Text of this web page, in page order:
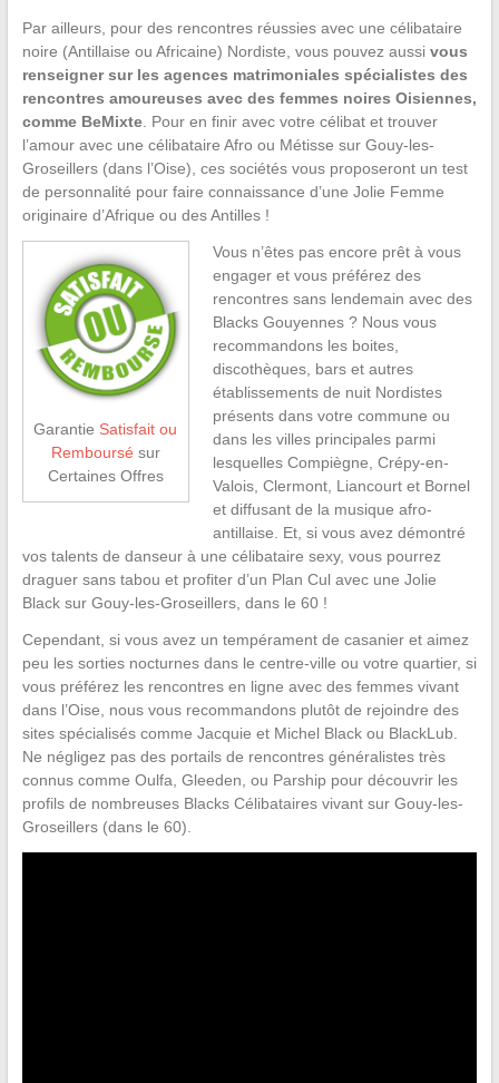
Par ailleurs, pour des rencontres réussies avec une célibataire
noire (Antillaise ou Africaine) Nordiste, vous pouvez aussi vous
renseigner sur les agences matrimoniales spécialistes des
rencontres amoureuses avec des femmes noires Oisiennes,
comme BeMixte. Pour en finir avec votre célibat et trouver
l’amour avec une célibataire Afro ou Métisse sur Gouy-les-
Groseillers (dans l’Oise), ces sociétés vous proposeront un test
de personnalité pour faire connaissance d’une Jolie Femme
originaire d’Afrique ou des Antilles !
Garantie Satisfait ou
Remboursé sur
Certaines Offres
Vous n’êtes pas encore prêt à vous
engager et vous préférez des
rencontres sans lendemain avec des
Blacks Gouyennes ? Nous vous
recommandons les boites,
discothèques, bars et autres
établissements de nuit Nordistes
présents dans votre commune ou
dans les villes principales parmi
lesquelles Compiègne, Crépy-en-
Valois, Clermont, Liancourt et Bornel
et diffusant de la musique afro-
antillaise. Et, si vous avez démontré
vos talents de danseur à une célibataire sexy, vous pourrez
draguer sans tabou et profiter d’un Plan Cul avec une Jolie
Black sur Gouy-les-Groseillers, dans le 60 !
Cependant, si vous avez un tempérament de casanier et aimez
peu les sorties nocturnes dans le centre-ville ou votre quartier, si
vous préférez les rencontres en ligne avec des femmes vivant
dans l’Oise, nous vous recommandons plutôt de rejoindre des
sites spécialisés comme Jacquie et Michel Black ou BlackLub.
Ne négligez pas des portails de rencontres généralistes très
connus comme Oulfa, Gleeden, ou Parship pour découvrir les
profils de nombreuses Blacks Célibataires vivant sur Gouy-les-
Groseillers (dans le 60).